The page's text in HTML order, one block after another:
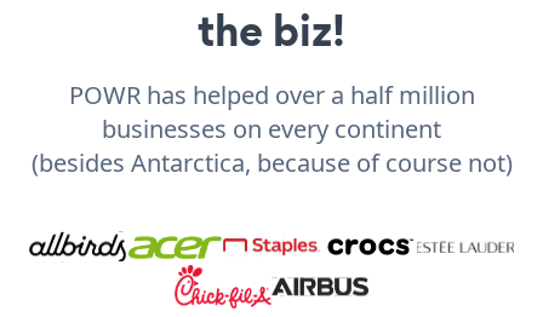
the biz!
POWR has helped over a half million
businesses on every continent
(besides Antarctica, because of course not)